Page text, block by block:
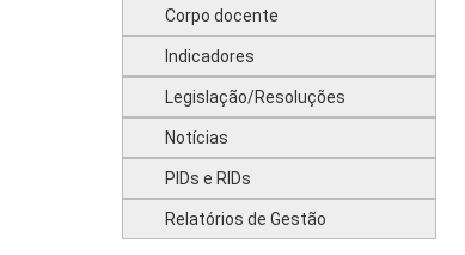
Corpo docente
Indicadores
Legislação/Resoluções
Notícias
PIDs e RIDs
Relatórios de Gestão